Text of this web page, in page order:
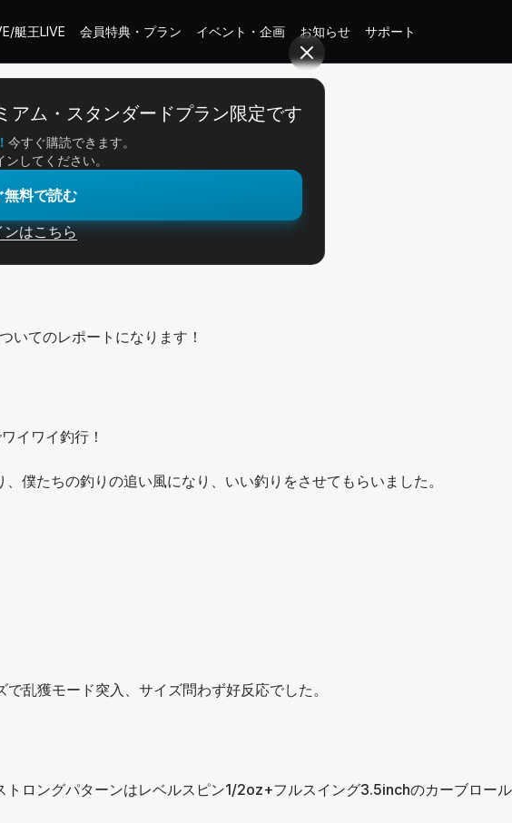
艇王LIVE 会員特典・プラン イベント・企画 お知らせ サポート
アム・スタンダードプラン限定です
今すぐ購読できます。
してください。
無料で読む
ンはこちら
ダムへ
いてのレポートになります！
イワイ釣行！
僕たちの釣りの追い風になり、いい釣りをさせてもらいました。
乱獲モード突入、サイズ問わず好反応でした。
ロングパターンはレベルスピン1/2oz+フルスイング3.5inchのカーブロール